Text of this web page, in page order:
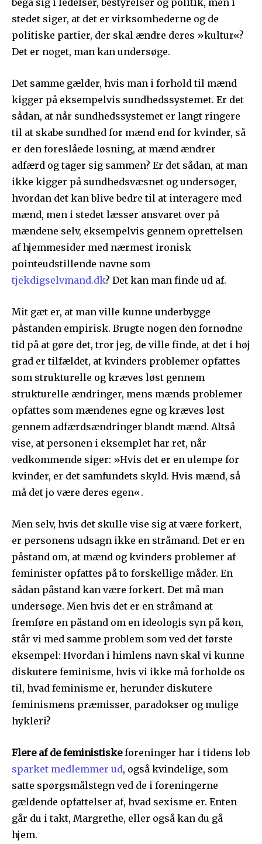
begå sig i ledelser, bestyrelser og politik, men i
stedet siger, at det er virksomhederne og de
politiske partier, der skal ændre deres »kultur«?
Det er noget, man kan undersøge.
Det samme gælder, hvis man i forhold til mænd
kigger på eksempelvis sundhedssystemet. Er det
sådan, at når sundhedssystemet er langt ringere
til at skabe sundhed for mænd end for kvinder, så
er den foreslåede løsning, at mænd ændrer
adfærd og tager sig sammen? Er det sådan, at man
ikke kigger på sundhedsvæsnet og undersøger,
hvordan det kan blive bedre til at interagere med
mænd, men i stedet læsser ansvaret over på
mændene selv, eksempelvis gennem oprettelsen
af hjemmesider med nærmest ironisk
pointeudstillende navne som
tjekdigselvmand.dk? Det kan man finde ud af.
Mit gæt er, at man ville kunne underbygge
påstanden empirisk. Brugte nogen den fornødne
tid på at gøre det, tror jeg, de ville finde, at det i høj
grad er tilfældet, at kvinders problemer opfattes
som strukturelle og kræves løst gennem
strukturelle ændringer, mens mænds problemer
opfattes som mændenes egne og kræves løst
gennem adfærdsændringer blandt mænd. Altså
vise, at personen i eksemplet har ret, når
vedkommende siger: »Hvis det er en ulempe for
kvinder, er det samfundets skyld. Hvis mænd, så
må det jo være deres egen«.
Men selv, hvis det skulle vise sig at være forkert,
er personens udsagn ikke en stråmand. Det er en
påstand om, at mænd og kvinders problemer af
feminister opfattes på to forskellige måder. En
sådan påstand kan være forkert. Det må man
undersøge. Men hvis det er en stråmand at
fremføre en påstand om en ideologis syn på køn,
står vi med samme problem som ved det første
eksempel: Hvordan i himlens navn skal vi kunne
diskutere feminisme, hvis vi ikke må forholde os
til, hvad feminisme er, herunder diskutere
feminismens præmisser, paradokser og mulige
hykleri?
Flere af de feministiskeforeninger har i tidens løb
sparket medlemmer ud, også kvindelige, som
satte spørgsmålstegn ved de i foreningerne
gældende opfattelser af, hvad sexisme er. Enten
går du i takt, Margrethe, eller også kan du gå
hjem.